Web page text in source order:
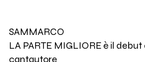
SAMMARCO
LA PARTE MIGLIORE è il
cantautore